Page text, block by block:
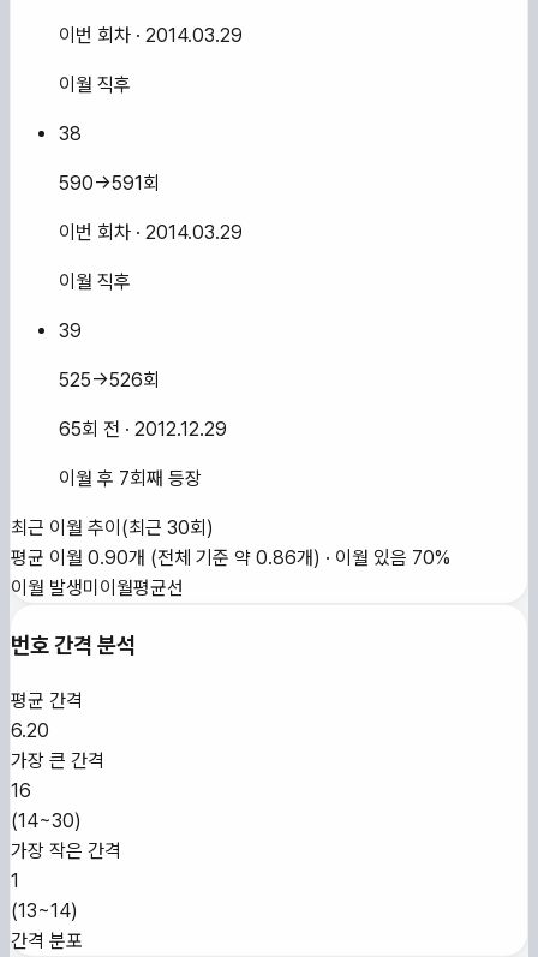
이번 회차 · 2014.03.29
이월 직후
38
590→591회
이번 회차 · 2014.03.29
이월 직후
39
525→526회
65회 전 · 2012.12.29
이월 후 7회째 등장
최근 이월 추이 (최근 30회)
평균 이월 0.90개 (전체 기준 약 0.86개) · 이월 있음 70%
이월 발생미이월평균선
번호 간격 분석
평균 간격
6.20
가장 큰 간격
16
(14~30)
가장 작은 간격
1
(13~14)
간격 분포